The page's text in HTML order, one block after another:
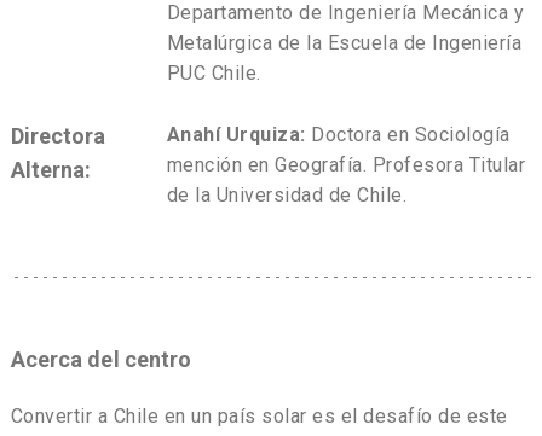
Departamento de Ingeniería Mecánica y
Metalúrgica de la Escuela de Ingeniería
PUC Chile.
Directora
Alterna:
Anahí Urquiza: Doctora en Sociología
mención en Geografía. Profesora Titular
de la Universidad de Chile.
Acerca del centro
Convertir a Chile en un país solar es el desafío de este